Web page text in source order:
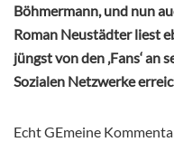
Böhmermann, und nun
Roman Neustädter liest
jüngst von den ‚Fans‘
Sozialen Netzwerke
Echt GEmeine